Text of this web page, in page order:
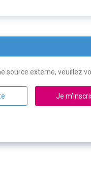
source externe, veuillez
Je